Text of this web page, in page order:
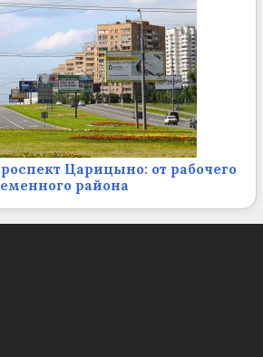
Царицыно: от рабочего
района